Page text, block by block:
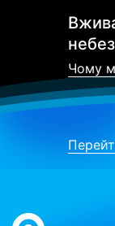
Чому
Work.ua